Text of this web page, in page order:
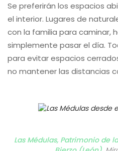
Se preferirán los espacios
el interior. Lugares de
con la familia para caminar,
simplemente pasar el día.
para evitar espacios
no mantener las distancias
Las Médulas, Patrimonio de